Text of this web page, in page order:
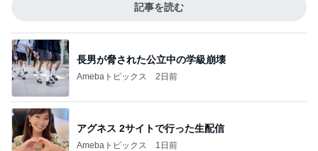
記事を読む
長男が脅された公立中の学級崩壊
Amebaトピックス 2日前
アグネス 2サイトで行った生配信
Amebaトピックス 1日前